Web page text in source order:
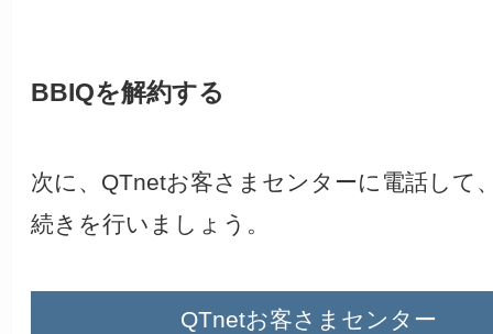
BBIQを解約する
次に、QTnetお客さまセンターに電話して
続きを行いましょう。
QTnetお客さまセンター